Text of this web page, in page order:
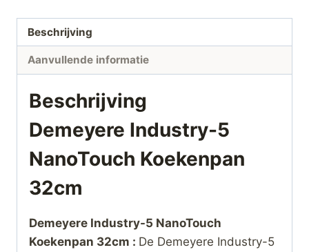
Beschrijving
Aanvullende informatie
Beschrijving
Demeyere Industry-5
NanoTouch Koekenpan
32cm
Demeyere Industry-5 NanoTouch
Koekenpan 32cm : De Demeyere Industry-5